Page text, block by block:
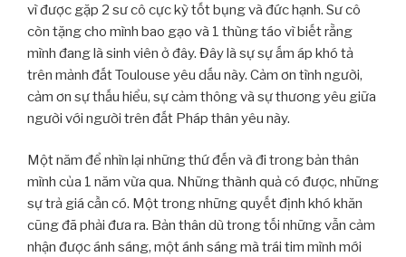
vì được gặp 2 sư cô cực kỳ tốt bụng và đức hạnh. Sư cô
còn tặng cho mình bao gạo và 1 thùng táo vì biết rằng
mình đang là sinh viên ở đây. Đây là sự sự ấm áp khó tả
trên mảnh đất Toulouse yêu dấu này. Cảm ơn tình người,
cảm ơn sự thấu hiểu, sự cảm thông và sự thương yêu giữa
người với người trên đất Pháp thân yêu này.
Một năm để nhìn lại những thứ đến và đi trong bản thân
mình của 1 năm vừa qua. Những thành quả có được, những
sự trả giá cần có. Một trong những quyết định khó khăn
cũng đã phải đưa ra. Bản thân dù trong tối những vẫn cảm
nhận được ánh sáng, một ánh sáng mà trái tim mình mới